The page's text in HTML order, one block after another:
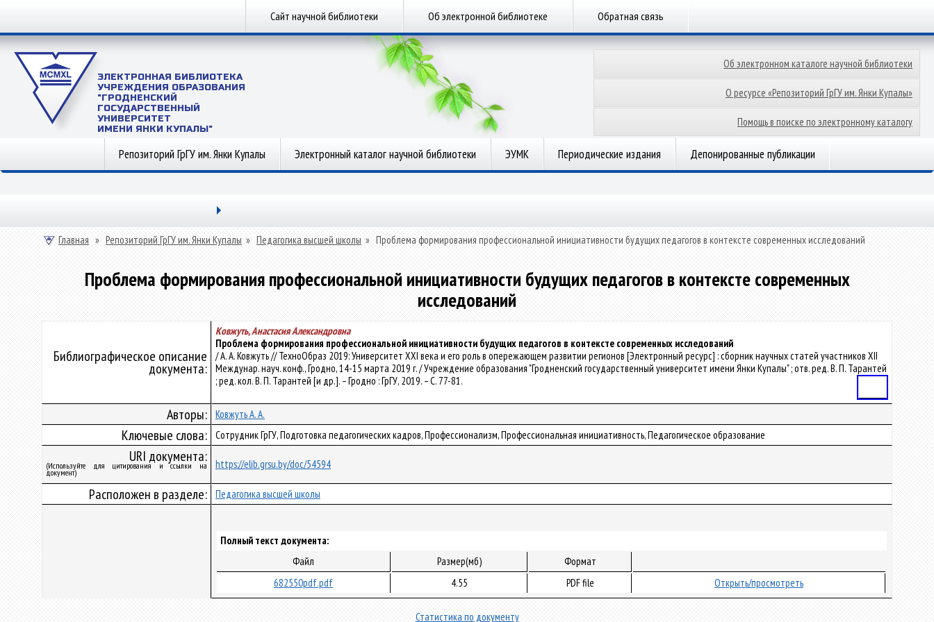
Сайт научной библиотеки Об электронной библиотеке Обратная связь
ЭЛЕКТРОННАЯ БИБЛИОТЕКА
УЧРЕЖДЕНИЯ ОБРАЗОВАНИЯ
"ГРОДНЕНСКИЙ
ГОСУДАРСТВЕННЫЙ
УНИВЕРСИТЕТ
ИМЕНИ ЯНКИ КУПАЛЫ"
Об электронном каталоге научной библиотеки
О ресурсе «Репозиторий ГрГУ им. Янки Купалы»
Помощь в поиске по электронному каталогу
Репозиторий ГрГУ им. Янки Купалы Электронный каталог научной библиотеки ЭУМК Периодические издания Депонированные публикации
Главная » Репозиторий ГрГУ им. Янки Купалы » Педагогика высшей школы » Проблема формирования профессиональной инициативности будущих педагогов в контексте современных исследований
Проблема формирования профессиональной инициативности будущих педагогов в контексте современных
исследований
Библиографическое описание
документа:
Ковжуть, Анастасия Александровна
Проблема формирования профессиональной инициативности будущих педагогов в контексте современных исследований
/ А. А. Ковжуть // ТехноОбраз 2019: Университет XXI века и его роль в опережающем развитии регионов [Электронный ресурс] : сборник научных статей участников ХII
Междунар. науч. конф., Гродно, 14-15 марта 2019 г. / Учреждение образования "Гродненский государственный университет имени Янки Купалы" ; отв. ред. В. П. Тарантей
; ред. кол. В. П. Тарантей [и др.]. – Гродно : ГрГУ, 2019. – С. 77-81.
Авторы: Ковжуть А. А.
Ключевые слова: Сотрудник ГрГУ, Подготовка педагогических кадров, Профессионализм, Профессиональная инициативность, Педагогическое образование
URI документа:
(Используйте для цитирования и ссылки на
документ)
https://elib.grsu.by/doc/54594
Расположен в разделе: Педагогика высшей школы
Полный текст документа:
Файл
Размер(мб)
Формат
682550pdf.pdf
4.55 PDF file Открыть/просмотреть
Статистика по документу